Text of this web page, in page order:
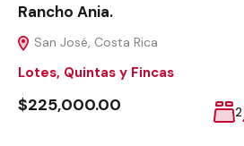
Rancho Ania.
San José, Costa Rica
Lotes, Quintas y Fincas
$225,000.00 2